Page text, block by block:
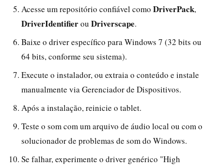
Acesse um repositório confiável como DriverPack,
DriverIdentifierou Driverscape.
Baixe o driver específico para Windows 7 (32 bits ou
64 bits, conforme seu sistema).
Execute o instalador, ou extraia o conteúdo e instale
manualmente via Gerenciador de Dispositivos.
Após a instalação, reinicie o tablet.
Teste o som com um arquivo de áudio local ou com o
solucionador de problemas de som do Windows.
Se falhar, experimente o driver genérico "High